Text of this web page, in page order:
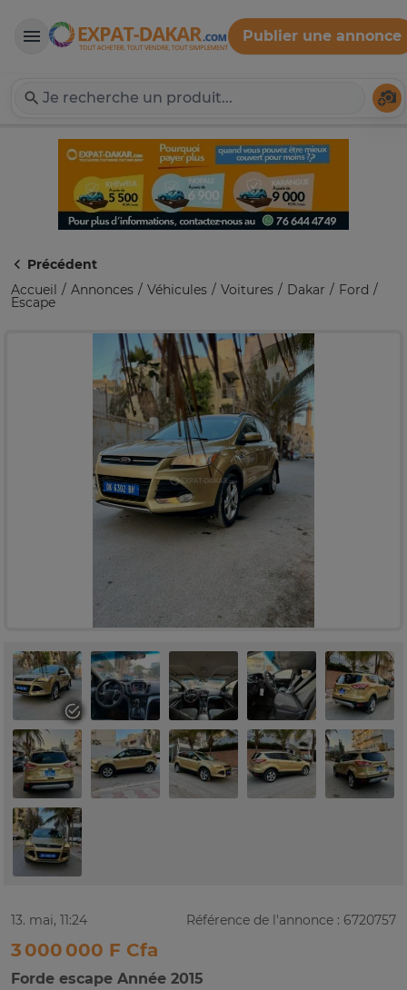
Expat-Dakar
Publier une annonce
Précédent
Accueil
Annonces Véhicules Voitures Dakar Ford
Escape
13. mai, 11:24 Référence de l'annonce : 6720757
3 000 000 F Cfa
Forde escape Année 2015